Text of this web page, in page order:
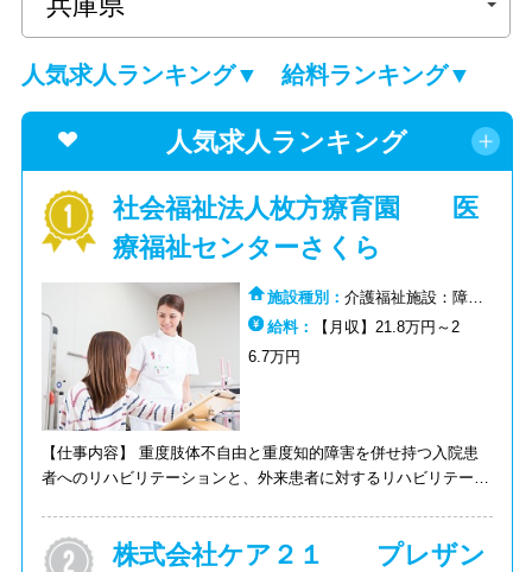
人気求人ランキング▼ 給料ランキング▼
人気求人ランキング
社会福祉法人枚方療育園 医
療福祉センターさくら
施設種別：介護福祉施設：障害
者施設:重症心身障害児（者）施設
給料：
【月収】21.8万円～2
6.7万円
【仕事内容】 重度肢体不自由と重度知的障害を併せ持つ入院患
者へのリハビリテーションと、外来患者に対するリハビリテーシ
株式会社ケア２１ プレザン